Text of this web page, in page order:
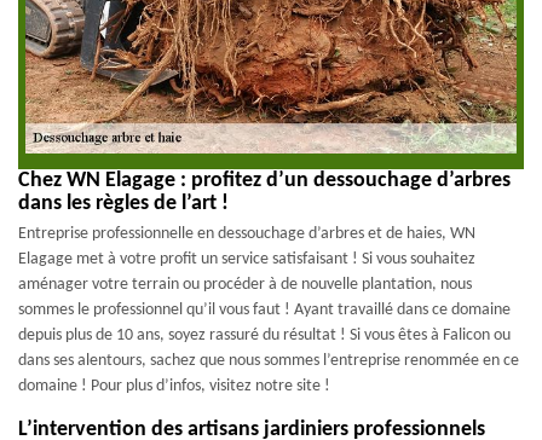
Chez WN Elagage : profitez d’un dessouchage d’arbres
dans les règles de l’art !
Entreprise professionnelle en dessouchage d’arbres et de haies, WN
Elagage met à votre profit un service satisfaisant ! Si vous souhaitez
aménager votre terrain ou procéder à de nouvelle plantation, nous
sommes le professionnel qu’il vous faut ! Ayant travaillé dans ce domaine
depuis plus de 10 ans, soyez rassuré du résultat ! Si vous êtes à Falicon ou
dans ses alentours, sachez que nous sommes l’entreprise renommée en ce
domaine ! Pour plus d’infos, visitez notre site !
L’intervention des artisans jardiniers professionnels